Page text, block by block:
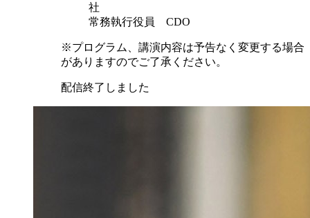
社
常務執行役員 CDO
※プログラム、講演内容は予告なく変更する場合
がありますのでご了承ください。
配信終了しました